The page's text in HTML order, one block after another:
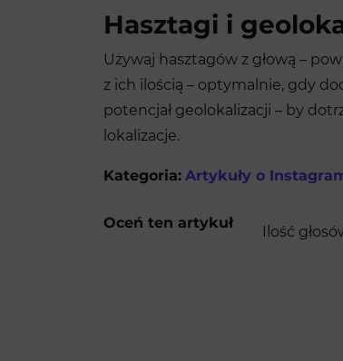
Hasztagi i
Używaj hasztagów z głową –
z ich ilością – optymalnie, gdy
potencjał geolokalizacji – by
lokalizacje.
Kategoria: Artykuły o
Oceń ten artykuł
Ilość